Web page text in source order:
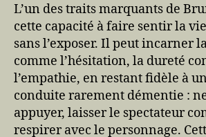
L’un des traits marquants de
cette capacité à faire sentir la
sans l’exposer. Il peut incarner
comme l’hésitation, la dureté
l’empathie, en restant fidèle à
conduite rarement démentie :
appuyer, laisser le spectateur
respirer avec le personnage.